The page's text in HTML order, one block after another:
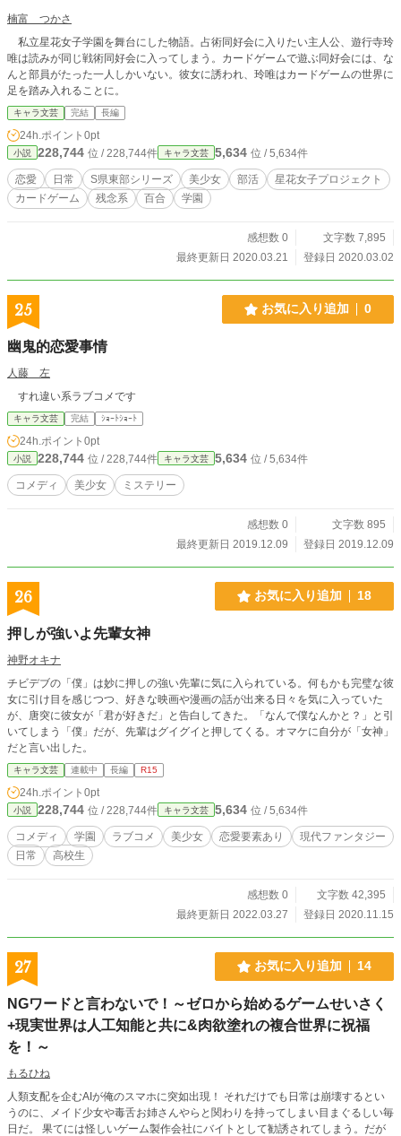
楠富 つかさ
私立星花女子学園を舞台にした物語。占術同好会に入りたい主人公、遊行寺玲
唯は読みが同じ戦術同好会に入ってしまう。カードゲームで遊ぶ同好会には、な
んと部員がたった一人しかいない。彼女に誘われ、玲唯はカードゲームの世界に
足を踏み入れることに。
キャラ文芸 完結 長編
24h.ポイント 0pt
小説 228,744 位 / 228,744件 キャラ文芸 5,634 位 / 5,634件
恋愛 日常 S県東部シリーズ 美少女 部活
星花女子プロジェクト
カードゲーム
残念系 百合 学園
感想数 0
文字数 7,895
最終更新日 2020.03.21
登録日 2020.03.02
25 お気に入り追加 0
幽鬼的恋愛事情
人藤 左
すれ違い系ラブコメです
キャラ文芸 完結 ｼｮｰﾄｼｮｰﾄ
24h.ポイント 0pt
小説 228,744 位 / 228,744件 キャラ文芸 5,634 位 / 5,634件
コメディ 美少女 ミステリー
感想数 0
文字数 895
最終更新日 2019.12.09
登録日 2019.12.09
26 お気に入り追加 18
押しが強いよ先輩女神
神野オキナ
チビデブの「僕」は妙に押しの強い先輩に気に入られている。何もかも完璧な彼
女に引け目を感じつつ、好きな映画や漫画の話が出来る日々を気に入っていた
が、唐突に彼女が「君が好きだ」と告白してきた。「なんで僕なんかと？」と引
いてしまう「僕」だが、先輩はグイグイと押してくる。オマケに自分が「女神」
だと言い出した。
キャラ文芸 連載中 長編 R15
24h.ポイント 0pt
小説 228,744 位 / 228,744件 キャラ文芸 5,634 位 / 5,634件
コメディ 学園 ラブコメ 美少女 恋愛要素あり
現代ファンタジー
日常
高校生
感想数 0
文字数 42,395
最終更新日 2022.03.27
登録日 2020.11.15
27 お気に入り追加 14
NGワードと言わないで！～ゼロから始めるゲームせいさく
+現実世界は人工知能と共に&肉欲塗れの複合世界に祝福
を！～
もるひね
人類支配を企むAIが俺のスマホに突如出現！ それだけでも日常は崩壊するとい
うのに、メイド少女や毒舌お姉さんやらと関わりを持ってしまい目まぐるしい毎
日だ。 果てには怪しいゲーム製作会社にバイトとして勧誘されてしまう。だが